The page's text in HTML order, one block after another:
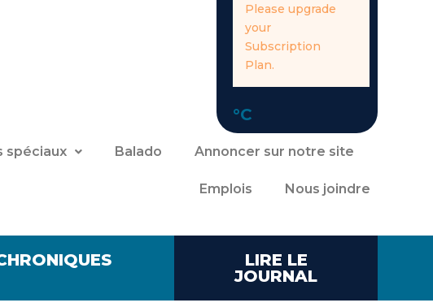
Please upgrade
your
Subscription
Plan.
°C
spéciaux Balado Annoncer sur notre site
Emplois Nous joindre
LIRE LE
JOURNAL